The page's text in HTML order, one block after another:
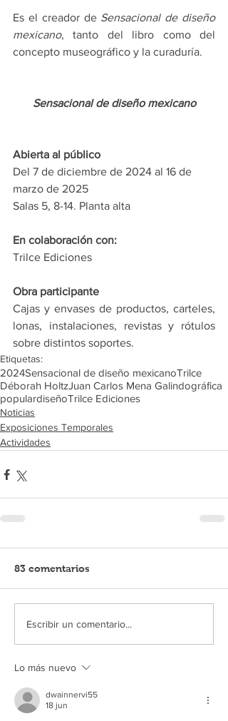
Es el creador de Sensacional de diseño
mexicano, tanto del libro como del
concepto museográfico y la curaduría.
Sensacional de diseño mexicano
Abierta al público
Del 7 de diciembre de 2024 al 16 de
marzo de 2025
Salas 5, 8-14. Planta alta
En colaboración con:
Trilce Ediciones
Obra participante
Cajas y envases de productos, carteles,
lonas, instalaciones, revistas y rótulos
sobre distintos soportes.
Etiquetas:
2024Sensacional de diseño mexicanoTrilce
Déborah HoltzJuan Carlos Mena Galindográfica
populardiseñoTrilce Ediciones
Noticias
Exposiciones Temporales
Actividades
83 comentarios
Escribir un comentario...
Lo más nuevo
dwainnervi55
18 jun